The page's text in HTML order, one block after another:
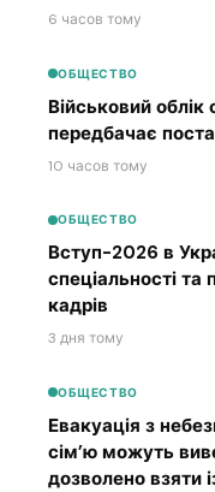
6 часов тому
ОБЩЕСТВО
Військовий
передбачає
10 часов тому
ОБЩЕСТВО
Вступ-2026 в
спеціальності та
кадрів
3 дня тому
ОБЩЕСТВО
Евакуація з
сім’ю можуть
дозволено взяти